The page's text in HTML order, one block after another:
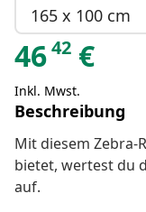
165 x 100 cm
4642 €
Inkl. Mwst.
Beschreibung
Mit diesem Zebra-
bietet, wertest du
auf.